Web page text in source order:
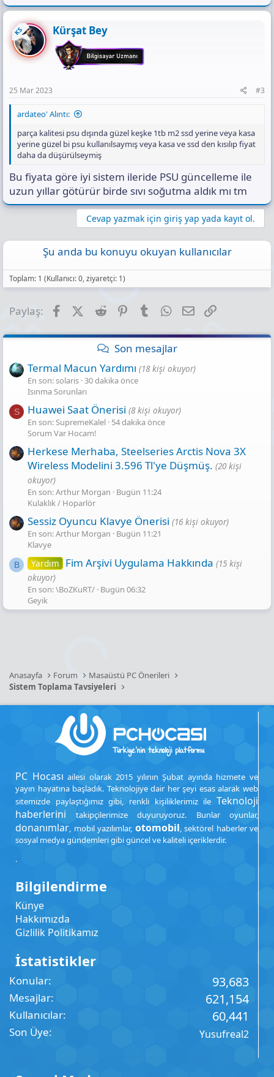
KS Kürşat Bey
25 Mar 2023 #3
ardateo' Alıntı:
parça kalitesi psu dışında güzel keşke 1tb m2 ssd yerine veya kasa
yerine güzel bi psu kullanılsaymış veya kasa ve ssd den kısılıp fiyat
daha da düşürülseymiş
Bu fiyata göre iyi sistem ileride PSU güncelleme ile
uzun yıllar götürür birde sıvı soğutma aldık mı tm
Cevap yazmak için giriş yap yada kayıt ol.
Şu anda bu konuyu okuyan kullanıcılar
Toplam: 1 (Kullanıcı: 0, ziyaretçi: 1)
Paylaş: FacebookX (Twitter)
Reddit PinterestTumblr WhatsApp
E-posta
Son mesajlar
Termal Macun Yardımı (18 kişi okuyor)
En son: solaris 30 dakika önce
Isınma Sorunları
S Huawei Saat Önerisi (8 kişi okuyor)
En son: SupremeKalel 54 dakika önce
Sorum Var Hocam!
Herkese Merhaba, Steelseries Arctis Nova 3X
Wireless Modelini 3.596 Tl'ye Düşmüş. (20 kişi
okuyor)
En son: Arthur Morgan
Bugün 11:24
Kulaklık / Hoparlör
Sessiz Oyuncu Klavye Önerisi (16 kişi okuyor)
En son: Arthur Morgan
Bugün 11:21
Klavye
B Yardım Fim Arşivi Uygulama Hakkında (15 kişi
okuyor)
En son: \BoZKuRT/ Bugün 06:32
Geyik
Anasayfa Forum
Masaüstü PC Önerileri
Sistem Toplama Tavsiyeleri
PC Hocası ailesi olarak 2015 yılının Şubat ayında hizmete ve
yayın hayatına başladık. Teknolojiye dair her şeyi esas alarak web
sitemizde paylaştığımız gibi, renkli kişiliklerimiz ile Teknoloji
haberlerini takipçilerimize duyuruyoruz. Bunlar oyunlar,
donanımlar, mobil yazılımlar, otomobil, sektörel haberler ve
sosyal medya gündemleri gibi güncel ve kaliteli içeriklerdir.
.
Bilgilendirme
Künye
Hakkımızda
Gizlilik Politikamız
İstatistikler
Konular 93,683
Mesajlar 621,154
Kullanıcılar 60,441
Son Üye Yusufreal2